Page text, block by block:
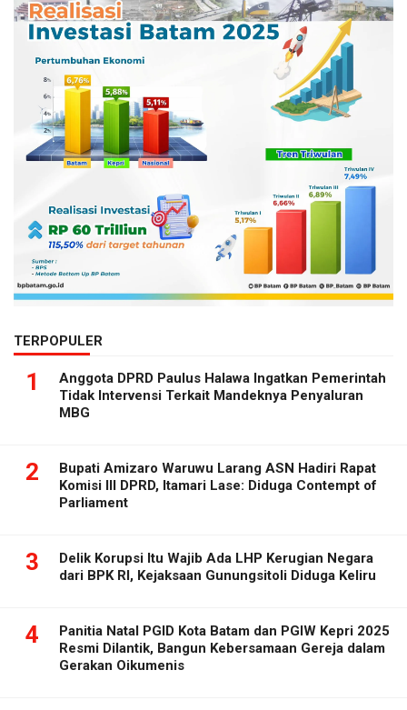
TERPOPULER
1
Anggota DPRD Paulus Halawa Ingatkan Pemerintah
Tidak Intervensi Terkait Mandeknya Penyaluran
MBG
2
Bupati Amizaro Waruwu Larang ASN Hadiri Rapat
Komisi III DPRD, Itamari Lase: Diduga Contempt of
Parliament
3
Delik Korupsi Itu Wajib Ada LHP Kerugian Negara
dari BPK RI, Kejaksaan Gunungsitoli Diduga Keliru
4
Panitia Natal PGID Kota Batam dan PGIW Kepri 2025
Resmi Dilantik, Bangun Kebersamaan Gereja dalam
Gerakan Oikumenis